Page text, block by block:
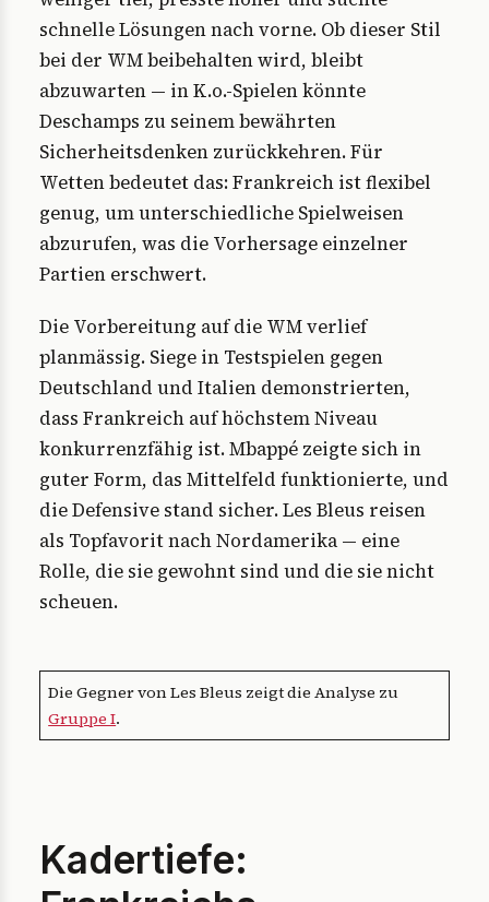
schnelle Lösungen nach vorne. Ob dieser Stil
bei der WM beibehalten wird, bleibt
abzuwarten — in K.o.-Spielen könnte
Deschamps zu seinem bewährten
Sicherheitsdenken zurückkehren. Für
Wetten bedeutet das: Frankreich ist flexibel
genug, um unterschiedliche Spielweisen
abzurufen, was die Vorhersage einzelner
Partien erschwert.
Die Vorbereitung auf die WM verlief
planmässig. Siege in Testspielen gegen
Deutschland und Italien demonstrierten,
dass Frankreich auf höchstem Niveau
konkurrenzfähig ist. Mbappé zeigte sich in
guter Form, das Mittelfeld funktionierte, und
die Defensive stand sicher. Les Bleus reisen
als Topfavorit nach Nordamerika — eine
Rolle, die sie gewohnt sind und die sie nicht
scheuen.
Die Gegner von Les Bleus zeigt die Analyse zu
Gruppe I.
Kadertiefe: